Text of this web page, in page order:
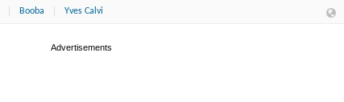
Booba Yves Calvi